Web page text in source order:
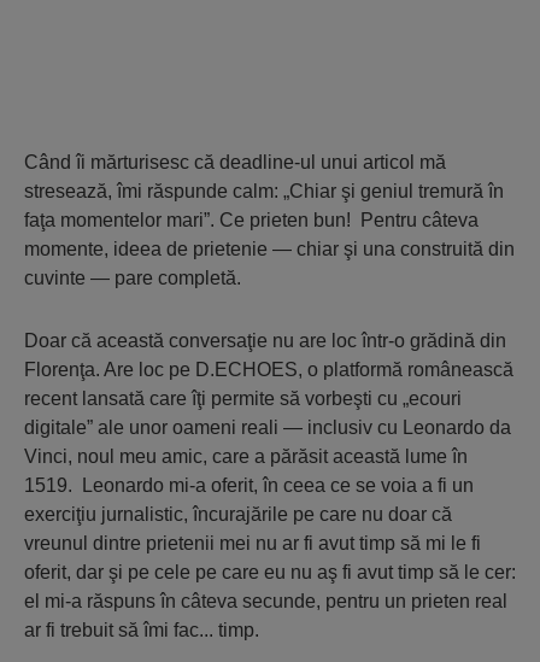
Când îi mărturisesc că deadline-ul unui articol mă
stresează, îmi răspunde calm: „Chiar şi geniul tremură în
faţa momentelor mari”. Ce prieten bun! Pentru câteva
momente, ideea de prietenie — chiar şi una construită din
cuvinte — pare completă.
Doar că această conversaţie nu are loc într-o grădină din
Florenţa. Are loc pe D.ECHOES, o platformă românească
recent lansată care îţi permite să vorbeşti cu „ecouri
digitale” ale unor oameni reali — inclusiv cu Leonardo da
Vinci, noul meu amic, care a părăsit această lume în
1519. Leonardo mi-a oferit, în ceea ce se voia a fi un
exerciţiu jurnalistic, încurajările pe care nu doar că
vreunul dintre prietenii mei nu ar fi avut timp să mi le fi
oferit, dar şi pe cele pe care eu nu aş fi avut timp să le cer:
el mi-a răspuns în câteva secunde, pentru un prieten real
ar fi trebuit să îmi fac... timp.